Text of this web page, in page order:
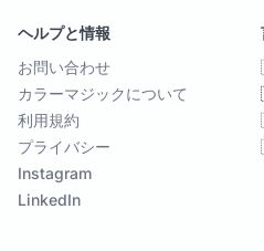
ヘルプと情報
お問い合わせ
カラーマジックについて
利用規約
プライバシー
Instagram
LinkedIn